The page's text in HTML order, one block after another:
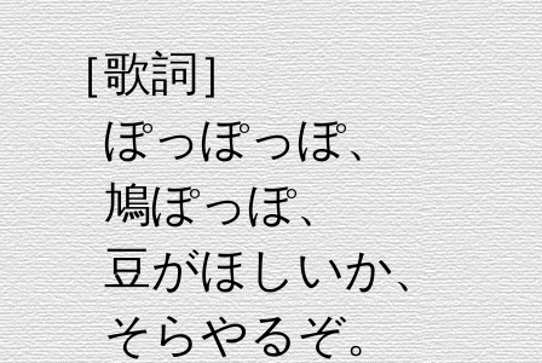
［歌詞］
ぽっぽっぽ、
鳩ぽっぽ、
豆がほしいか、
そらやるぞ。